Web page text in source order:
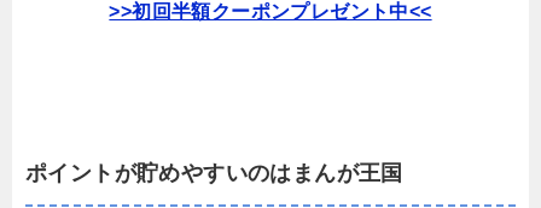
>>初回半額クーポンプレゼント中<<
ポイントが貯めやすいのはまんが王国